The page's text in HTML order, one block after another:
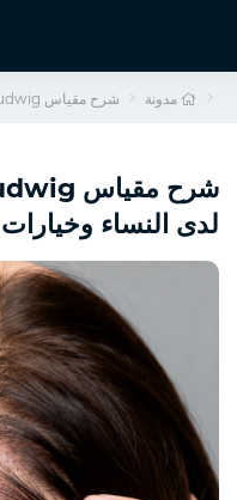
مدونة شرح مقياس Ludwig: مراحل تساقط الشعر لدى النساء وخيارات العلاج
لدى النساء وخيارات